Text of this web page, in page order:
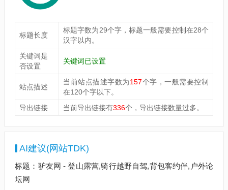
标题长度
标题字数为29个字，标题一般需要控制在28个
汉字以内。
关键词是
否设置
关键词已设置
站点描述
当前站点描述字数为157个字，一般需要控制
在120个字以下。
导出链接
当前导出链接有336个，导出链接数量过多。
AI建议(网站TDK)
标题：驴友网 - 登山露营,骑行越野自驾,背包客约伴,户外论
坛网